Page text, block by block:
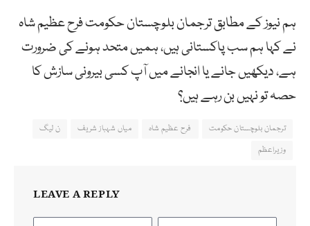
ہم نیوز کے مطابق ترجمان بلوچستان حکومت فرح عظیم شاہ
نے کہا ہم سب پاکستانی ہیں، ہمیں متحد ہونے کی ضرورت
ہے، دیکھیں جانے یا انجانے میں آپ کسی بیرونی سازش کا
حصہ تو نہیں بن رہے ہیں؟
ترجمان بلوچستان حکومت فرح عظیم شاہ میاں شہباز شریف
ن لیگ
وزیراعظم
LEAVE A REPLY